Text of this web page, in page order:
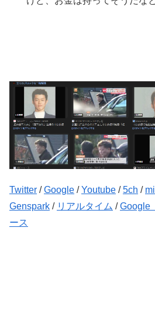
Twitter /Google /Youtube /5ch /
Genspark / リアルタイム /Google
ース